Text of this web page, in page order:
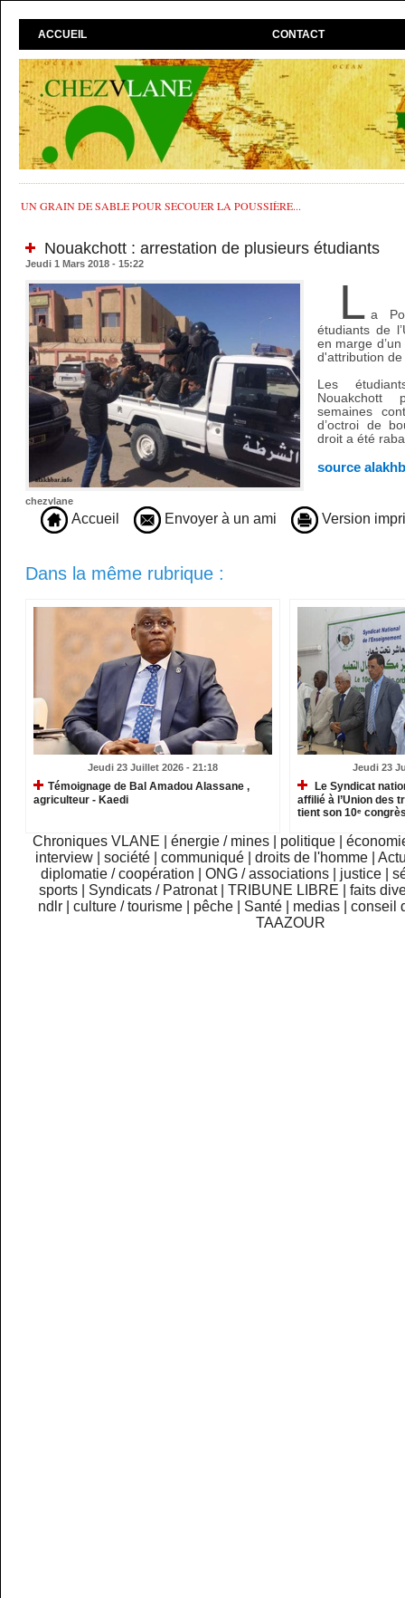
ACCUEIL CONTACT
UN GRAIN DE SABLE POUR SECOUER LA POUSSIÈRE...
Nouakchott : arrestation de plusieurs étudiants
Jeudi 1 Mars 2018 - 15:22
L a
étudiants de
en marge
d'attribution
Les
Nouakchott
semaines
d’octroi de
droit a été
source
chezvlane
Accueil Envoyer à un ami Version
Dans la même rubrique :
Jeudi 23 Juillet 2026 - 21:18
​Témoignage de Bal Amadou Alassane ,
agriculteur - Kaedi
Jeudi 23
Le Syndicat
affilié à l’Union des
tient son 10ᵉ
Chroniques VLANE énergie / mines politique
interview
|société |communiqué |droits de l'homme |
diplomatie / coopération
ONG / associations justice
sports
Syndicats / Patronat TRIBUNE LIBRE
faits
ndlr
|culture / tourisme pêche Santé medias |conseil
TAAZOUR